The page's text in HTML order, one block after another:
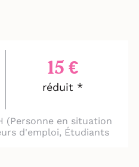
15 €
réduit *
(Personne en situation
d'emploi, Étudiants